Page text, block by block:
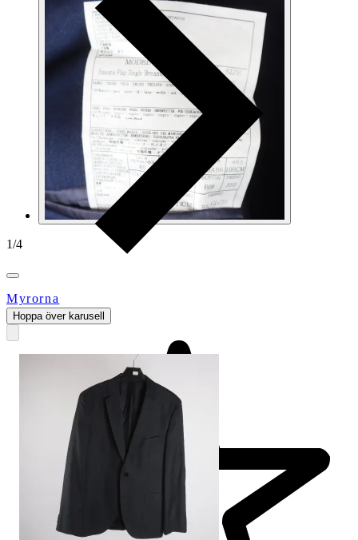
1/4
Myrorna
Hoppa över karusell